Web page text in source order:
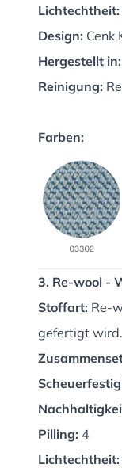
Lichtechtheit:
Design: Cenk
Hergestellt in:
Reinigung:
Farben:
3. Re-wool -
Stoffart: Re-
gefertigt
Pilling: 4
Lichtechtheit: